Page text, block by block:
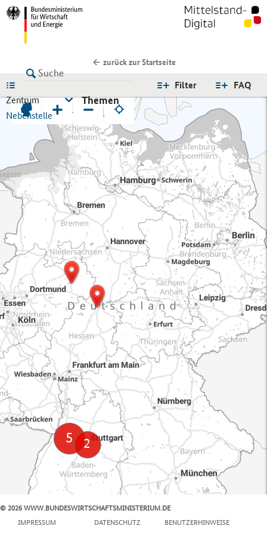
zurück zur Startseite
FAQ
Filter
Zentrum
Nebenstelle
Themen
+ −
© 2026 WWW.BUNDESWIRTSCHAFTSMINISTERIUM.DE
IMPRESSUM
DATENSCHUTZ BENUTZERHINWEISE